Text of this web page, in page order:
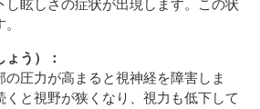
し眩しさの症状が出現します。この状
う）：
の圧力が高まると視神経を障害しま
と視野が狭くなり、視力も低下して